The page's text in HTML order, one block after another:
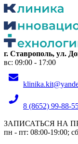
г. Ставрополь, ул.
вс: 09:00 - 17:00
8 (8652) 99-88-
ЗАПИСАТЬСЯ НА
пн - пт: 08:00-19:00;